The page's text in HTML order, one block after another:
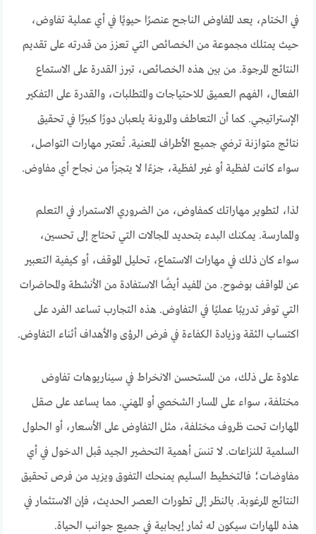
في الختام، يعد المفاوض الناجح عنصرًا حيويًا في أي عملية تفاوض،
حيث يمتلك مجموعة من الخصائص التي تعزز من قدرته على تقديم
النتائج المرجوة. من بين هذه الخصائص، تبرز القدرة على الاستماع
الفعال، الفهم العميق للاحتياجات والمتطلبات، والقدرة على التفكير
الإستراتيجي. كما أن التعاطف والمرونة يلعبان دورًا كبيرًا في تحقيق
نتائج متوازنة ترضي جميع الأطراف المعنية. تُعتبر مهارات التواصل،
سواء كانت لفظية أو غير لفظية، جزءًا لا يتجزأ من نجاح أي مفاوض.
لذا، لتطوير مهاراتك كمفاوض، من الضروري الاستمرار في التعلم
والممارسة. يمكنك البدء بتحديد المجالات التي تحتاج إلى تحسين،
سواء كان ذلك في مهارات الاستماع، تحليل الموقف، أو كيفية التعبير
عن المواقف بوضوح. من المفيد أيضًا الاستفادة من الأنشطة والمحاضرات
التي توفر تدريبًا عمليًا في التفاوض. هذه التجارب تساعد الفرد على
اكتساب الثقة وزيادة الكفاءة في فرض الرؤى والأهداف أثناء التفاوض.
علاوة على ذلك، من المستحسن الانخراط في سيناريوهات تفاوض
مختلفة، سواء على المسار الشخصي أو المهني. مما يساعد على صقل
المهارات تحت ظروف مختلفة، مثل التفاوض على الأسعار، أو الحلول
السلمية للنزاعات. لا تنسَ أهمية التحضير الجيد قبل الدخول في أي
مفاوضات؛ فالتخطيط السليم يمنحك التفوق ويزيد من فرص تحقيق
النتائج المرغوبة. بالنظر إلى تطورات العصر الحديث، فإن الاستثمار في
هذه المهارات سيكون له ثمار إيجابية في جميع جوانب الحياة.